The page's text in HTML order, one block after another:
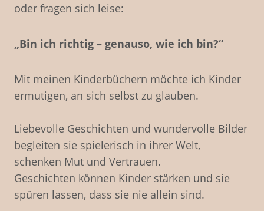
oder fragen sich leise:
„Bin ich richtig – genauso, wie ich bin?“
Mit meinen Kinderbüchern möchte ich Kinder
ermutigen, an sich selbst zu glauben.
Liebevolle Geschichten und wundervolle Bilder
begleiten sie spielerisch in ihrer Welt,
schenken Mut und Vertrauen.
Geschichten können Kinder stärken und sie
spüren lassen, dass sie nie allein sind.